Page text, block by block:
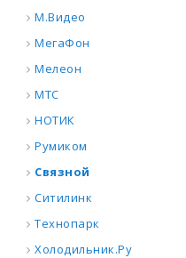
М.Видео
МегаФон
Мелеон
МТС
НОТИК
Румиком
Связной
Ситилинк
Технопарк
Холодильник.Ру